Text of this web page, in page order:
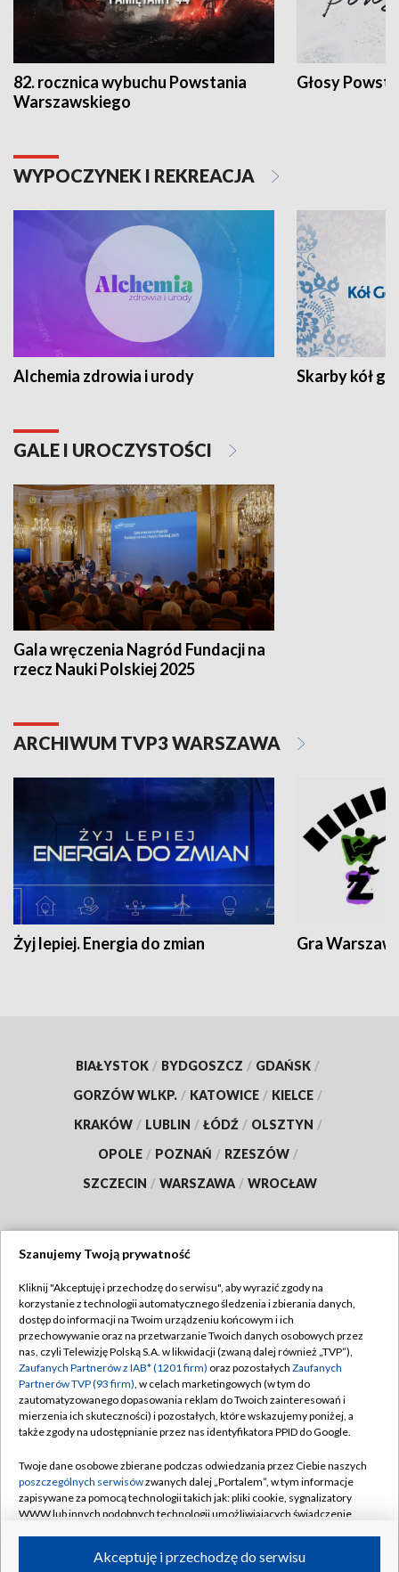
82. rocznica wybuchu Powstania
Warszawskiego
Głosy
WYPOCZYNEK I REKREACJA
Alchemia zdrowia i urody Skarby kół
GALE I UROCZYSTOŚCI
Gala wręczenia Nagród Fundacji na
rzecz Nauki Polskiej 2025
ARCHIWUM TVP3 WARSZAWA
Żyj lepiej. Energia do zmian Gra
BIAŁYSTOK / BYDGOSZCZ / GDAŃSK /
GORZÓW WLKP. / KATOWICE / KIELCE /
KRAKÓW / LUBLIN / ŁÓDŹ / OLSZTYN /
OPOLE / POZNAŃ / RZESZÓW /
SZCZECIN / WARSZAWA / WROCŁAW
TVP
Abonament TVP
Emisja w TVP
Centrum informacji TVP
Naziemna Telewizja Cyfrowa
Rada Programowa
System NOS
Informacje o nadawcy
Program dla prasy
Regulamin TVP
Polityka prywatności
Moje zgody
Pomoc
Kontakt
Kanały
Szanujemy Twoją prywatność
Kliknij "Akceptuję i przechodzę do serwisu", aby wyrazić zgody na
korzystanie z technologii automatycznego śledzenia i zbierania danych,
dostęp do informacji na Twoim urządzeniu końcowym i ich
przechowywanie oraz na przetwarzanie Twoich danych osobowych przez
nas, czyli Telewizję Polską S.A. w likwidacji (zwaną dalej również „TVP”),
Zaufanych Partnerów z IAB* (1201 firm) oraz pozostałych Zaufanych
Partnerów TVP (93 firm), w celach marketingowych (w tym do
zautomatyzowanego dopasowania reklam do Twoich zainteresowań i
mierzenia ich skuteczności) i pozostałych, które wskazujemy poniżej, a
także zgody na udostępnianie przez nas identyfikatora PPID do Google.
Twoje dane osobowe zbierane podczas odwiedzania przez Ciebie naszych
poszczególnych serwisówzwanych dalej „Portalem”, w tym informacje
zapisywane za pomocą technologii takich jak: pliki cookie, sygnalizatory
WWW lub innych podobnych technologii umożliwiających świadczenie
ruchu w Internecie.Akceptuję i przechodzę do serwisu